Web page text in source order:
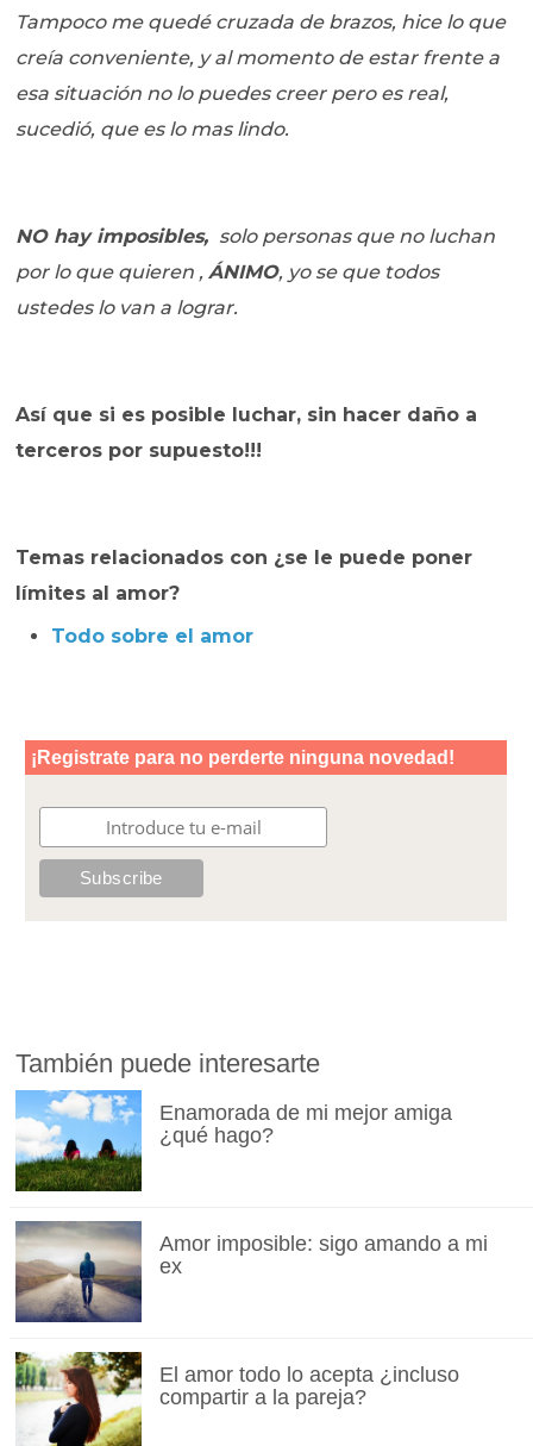
Tampoco me quedé cruzada de brazos, hice lo que
creía conveniente, y al momento de estar frente a
esa situación no lo puedes creer pero es real,
sucedió, que es lo mas lindo.
NO hay imposibles, solo personas que no luchan
por lo que quieren ,ÁNIMO, yo se que todos
ustedes lo van a lograr.
Así que si es posible luchar, sin hacer daño a
terceros por supuesto!!!
Temas relacionados con ¿se le puede poner
límites al amor?
Todo sobre el amor
También puede interesarte
Enamorada de mi mejor amiga
¿qué hago?
Amor imposible: sigo amando a mi
ex
El amor todo lo acepta ¿incluso
compartir a la pareja?